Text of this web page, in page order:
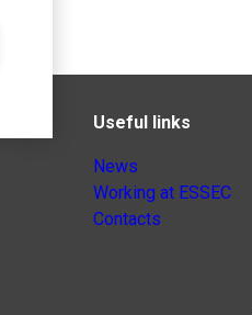
Useful links
News
Working at ESSEC
Contacts